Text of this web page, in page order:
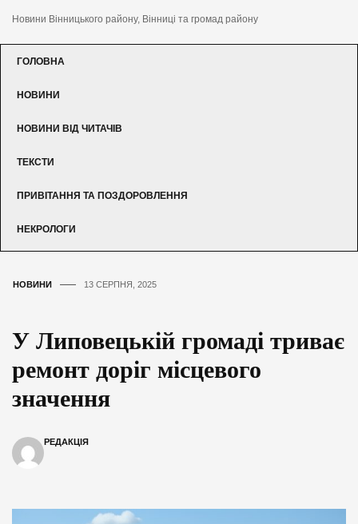
Новини Вінницького району, Вінниці та громад району
ГОЛОВНА
НОВИНИ
НОВИНИ ВІД ЧИТАЧІВ
ТЕКСТИ
ПРИВІТАННЯ ТА ПОЗДОРОВЛЕННЯ
НЕКРОЛОГИ
НОВИНИ 13 СЕРПНЯ, 2025
У Липовецькій громаді триває
ремонт доріг місцевого
значення
РЕДАКЦІЯ